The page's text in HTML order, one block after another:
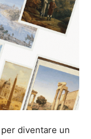
per diventare un